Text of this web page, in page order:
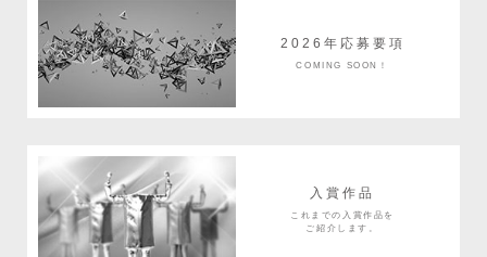
2026年応募要項
COMING SOON！
入賞作品
これまでの入賞作品を
ご紹介します。